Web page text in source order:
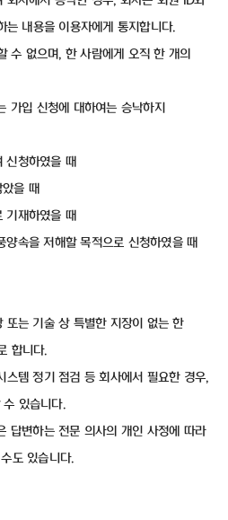
는 내용을 이용자에게 통지합니다.
수 없으며, 한 사람에게 오직 한 개의
가입 신청에 대하여는 승낙하지
신청하였을 때
을 때
기재하였을 때
속을 저해할 목적으로 신청하였을 때
또는 기술 상 특별한 지장이 없는 한
합니다.
스템 정기 점검 등 회사에서 필요한 경우,
있습니다.
답변하는 전문 의사의 개인 사정에 따라
도 있습니다.